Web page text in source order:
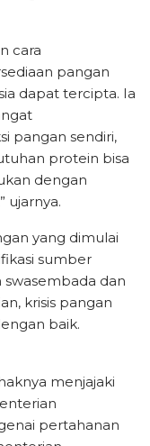
cara
pangan
dapat tercipta. Ia
pangan sendiri,
protein bisa
dengan
ujarnya.
yang dimulai
sumber
dan
krisis pangan
baik.
menjajaki
pertahanan